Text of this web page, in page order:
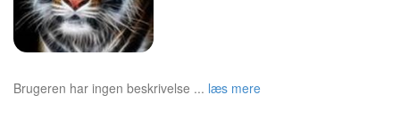
Brugeren har ingen beskrivelse ... læs mere